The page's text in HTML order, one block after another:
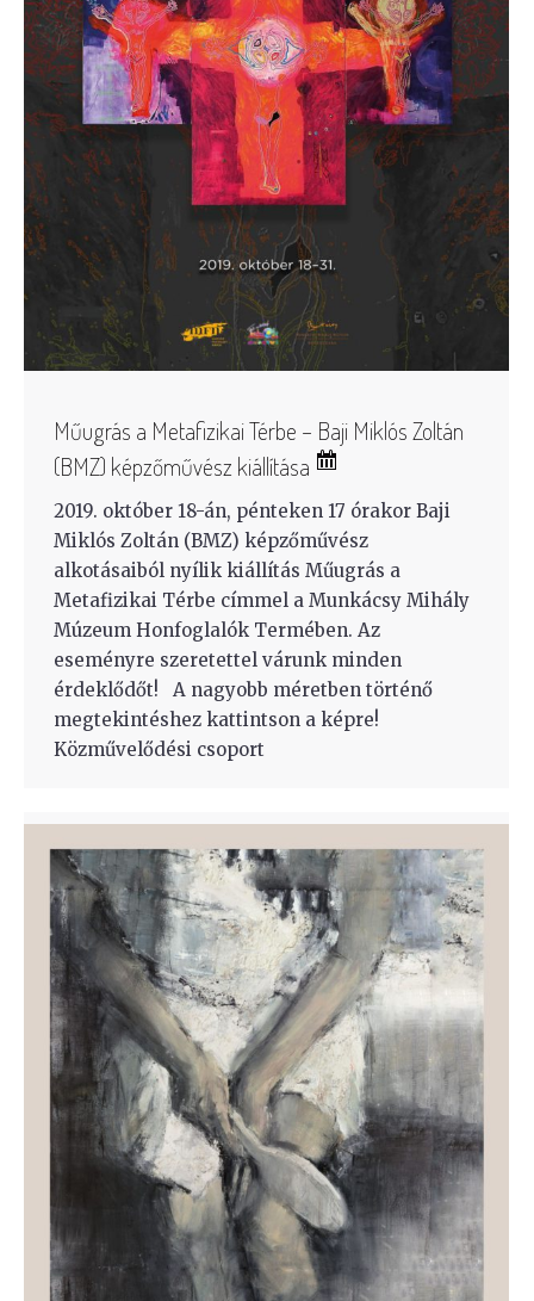
Műugrás a Metafizikai Térbe – Baji Miklós Zoltán
(BMZ) képzőművész kiállítása
2019. október 18-án, pénteken 17 órakor Baji
Miklós Zoltán (BMZ) képzőművész
alkotásaiból nyílik kiállítás Műugrás a
Metafizikai Térbe címmel a Munkácsy Mihály
Múzeum Honfoglalók Termében. Az
eseményre szeretettel várunk minden
érdeklődőt! A nagyobb méretben történő
megtekintéshez kattintson a képre!
Közművelődési csoport